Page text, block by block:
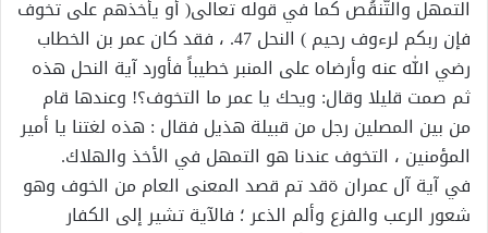
التمهل والتَّنقُص كما في قوله تعالى( أو يأخذهم على تخوف
فإن ربكم لرءوف رحيم ) النحل 47. ، فقد كان عمر بن الخطاب
رضي الله عنه وأرضاه على المنبر خطيباً فأورد آية النحل هذه
ثم صمت قليلا وقال: ويحك يا عمر ما التخوف؟! وعندها قام
من بين المصلين رجل من قبيلة هذيل فقال : هذه لغتنا يا أمير
المؤمنين ، التخوف عندنا هو التمهل في الأخذ والهلاك.
في آية آل عمران ةقد تم قصد المعنى العام من الخوف وهو
شعور الرعب والفزع وألم الذعر ؛ فالآية تشير إلى الكفار